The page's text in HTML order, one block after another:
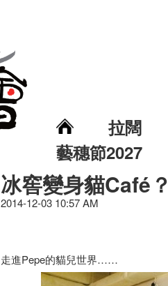
拉闊
藝穗節2027
冰窖變身貓Café？
2014-12-03 10:57 AM
走進Pepe的貓兒世界……